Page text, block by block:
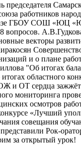
работников
ГБОУ СОШ «ЮЦ
вопросов.
векторы
и о плане
"Об итогах
областного
и ОТ сердца
мониторинга
осмотров
«Лучший
совещания
Рок-
за открытый урок!